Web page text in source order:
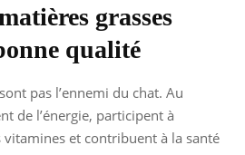
grasses
qualité
pas l’ennemi du chat. Au
de l’énergie, participent à
vitamines et contribuent à la santé